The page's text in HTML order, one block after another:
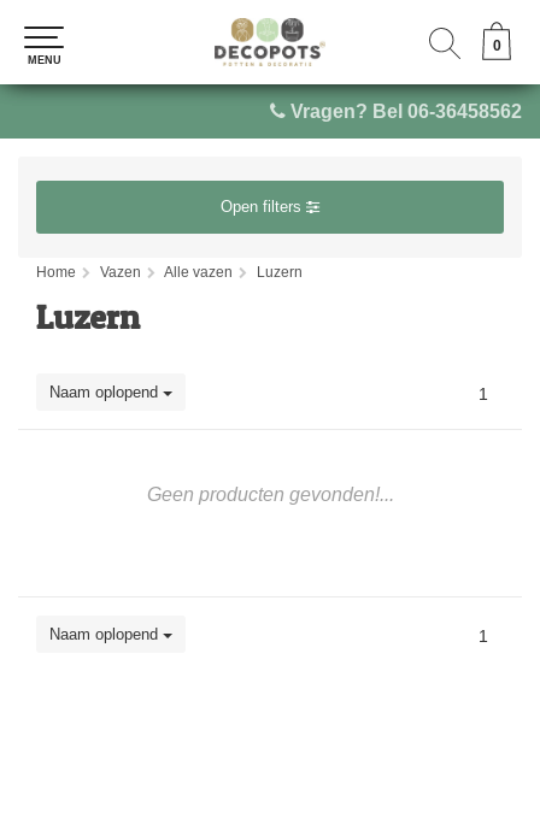
Vragen? Bel 06-36458562
0
MENU
0
MENU
Open filters
Home Vazen Alle vazen Luzern
Luzern
Naam oplopend 1
Geen producten gevonden!...
Naam oplopend 1